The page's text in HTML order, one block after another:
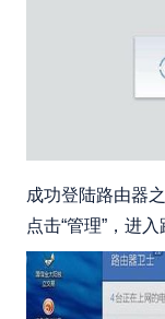
成功登陆路由器
点击“管理”，进